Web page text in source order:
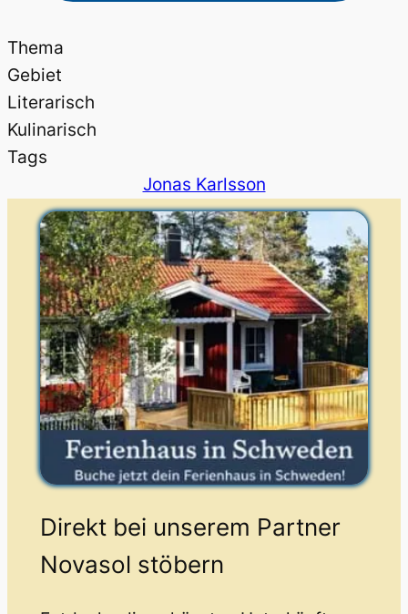
Thema
Gebiet
Literarisch
Kulinarisch
Tags
Jonas Karlsson
Direkt bei unserem Partner
Novasol stöbern